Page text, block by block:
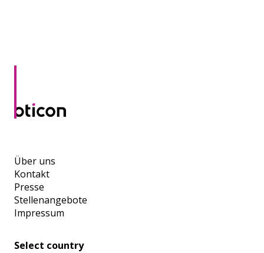
Über uns
Kontakt
Presse
Stellenangebote
Impressum
Select country